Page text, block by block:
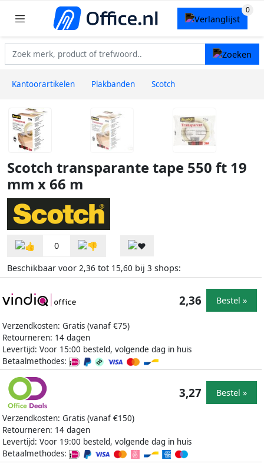
Kantoorartikelen Plakbanden Scotch
Scotch transparante tape 550 ft 19
mm x 66 m
0
Beschikbaar voor 2,36 tot 15,60 bij 3 shops:
Verzendkosten: Gratis (vanaf €75)
Retourneren: 14 dagen
Levertijd: Voor 15:00 besteld, volgende dag in huis
Betaalmethodes:
2,36 Bestel »
Verzendkosten: Gratis (vanaf €150)
Retourneren: 14 dagen
Levertijd: Voor 19:00 besteld, volgende dag in huis
Betaalmethodes:
3,27 Bestel »